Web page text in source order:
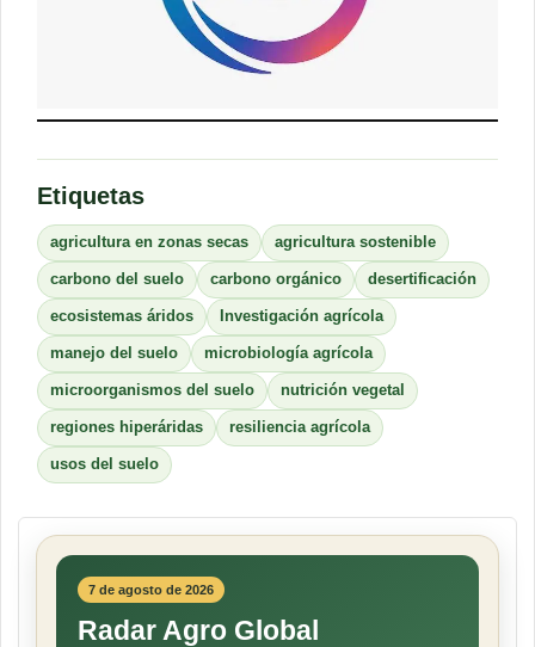
Etiquetas
agricultura en zonas secas agricultura sostenible
carbono del suelo carbono orgánico desertificación
ecosistemas áridos Investigación agrícola
manejo del suelo microbiología agrícola
microorganismos del suelo nutrición vegetal
regiones hiperáridas resiliencia agrícola
usos del suelo
7 de agosto de 2026
Radar Agro Global